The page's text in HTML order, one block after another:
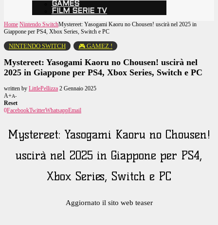
GAMES
FILM SERIE TV
Home Nintendo SwitchMystereet: Yasogami Kaoru no Chousen! uscirà nel 2025 in
Giappone per PS4, Xbox Series, Switch e PC
NINTENDO SWITCH 🎮 GAMEZ !
Mystereet: Yasogami Kaoru no Chousen! uscirà nel
2025 in Giappone per PS4, Xbox Series, Switch e PC
written by LittlePellizza 2 Gennaio 2025
A+A-
Reset
0FacebookTwitterWhatsappEmail
Mystereet: Yasogami Kaoru no Chousen!
uscirà nel 2025 in Giappone per PS4,
Xbox Series, Switch e PC
Aggiornato il sito web teaser